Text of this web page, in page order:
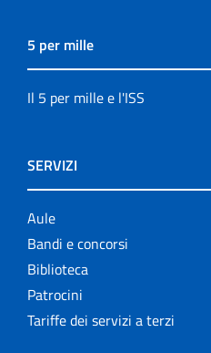
5 per mille
Il 5 per mille e l'ISS
SERVIZI
Aule
Bandi e concorsi
Biblioteca
Patrocini
Tariffe dei servizi a terzi